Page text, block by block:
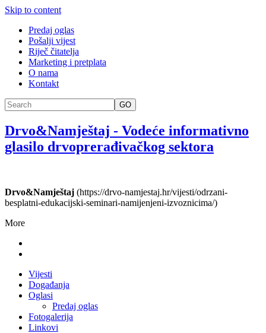
Skip to content
Predaj oglas
Pošalji vijest
Riječ čitatelja
Marketing i pretplata
O nama
Kontakt
GO
Drvo&Namještaj - Vodeće informativno
glasilo drvoprerađivačkog sektora
Drvo&Namještaj (https://drvo-namjestaj.hr/vijesti/odrzani-
besplatni-edukacijski-seminari-namijenjeni-izvoznicima/)
More
Vijesti
Događanja
Oglasi
Predaj oglas
Fotogalerija
Linkovi